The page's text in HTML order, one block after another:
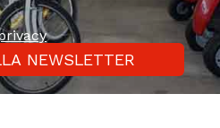
NEWSLETTER